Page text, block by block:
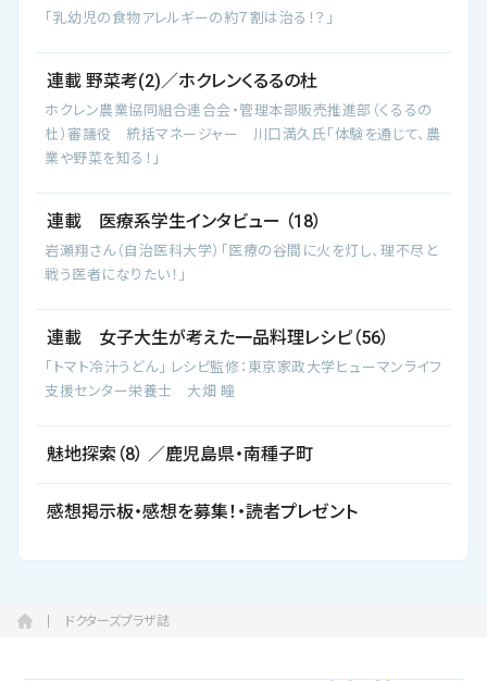
「乳幼児の食物アレルギーの約７割は治る！？」
連載 野菜考(2)／ホクレンくるるの杜
ホクレン農業協同組合連合会・管理本部販売推進部（くるるの
杜）審議役 統括マネージャー 川口満久氏「体験を通じて、農
業や野菜を知る！」
連載 医療系学生インタビュー （18）
岩瀬翔さん（自治医科大学）「医療の谷間に火を灯し、理不尽と
戦う医者になりたい！」
連載 女子大生が考えた一品料理レシピ（56）
「トマト冷汁うどん」 レシピ監修：東京家政大学ヒューマンライフ
支援センター栄養士 大畑 瞳
魅地探索（8） ／鹿児島県・南種子町
感想掲示板・感想を募集！・読者プレゼント
ドクターズプラザ誌